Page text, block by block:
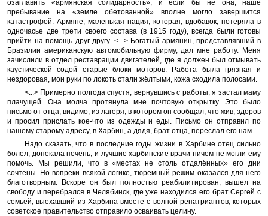
озаглавить «армянская солидарность», и если бы не она, наше
пребывание на «земле обетованной» вполне могло завершится
катастрофой. Армяне, маленькая нация, которая, вдобавок, потеряла в
одночасье две трети своего состава (в 1915 году), всегда были готовы
прийти на помощь друг другу. <...> Богатый армянин, представлявший в
Бразилии американскую автомобильную фирму, дал мне работу. Меня
зачислили в отдел реставрации двигателей, где я должен был отмывать
каустической содой старые блоки моторов. Работа была грязная и
нездоровая, мои руки по локоть стали жёлтыми, кожа сходила полосами.
<...> Примерно полгода спустя, вернувшись с работы, я застал маму
плачущей. Она молча протянула мне почтовую открытку. Это было
письмо от отца, видимо, из лагеря, в котором он сообщал, что жив, здоров
и просил прислать кое-что из одежды и еды. Письмо он отправил по
нашему старому адресу, в Харбин, а дядя, брат отца, переслал его нам.
Надо сказать, что в последние годы жизни в Харбине отец сильно
болел, допекала печень, и лучшие харбинские врачи ничем не могли ему
помочь. Мы решили, что в «местах не столь отдалённых» его дни
сочтены. Но вопреки всякой логике, тюремный режим оказался для него
благотворным. Вскоре он был полностью реабилитирован, вышел на
свободу и перебрался в Челябинск, где уже находился его брат Сергей с
семьёй, выехавший из Харбина вместе с волной репатриантов, которых
советское правительство отправило осваивать целину.